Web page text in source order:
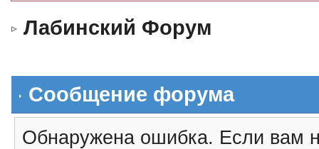
Лабинский Форум
Сообщение форума
Обнаружена ошибка. Если вам